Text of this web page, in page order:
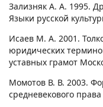
Зализняк А. А. 1995.
Языки русской
Исаев М. А. 2001.
юридических
уставных грамот
Момотов В. В. 2003.
средневекового